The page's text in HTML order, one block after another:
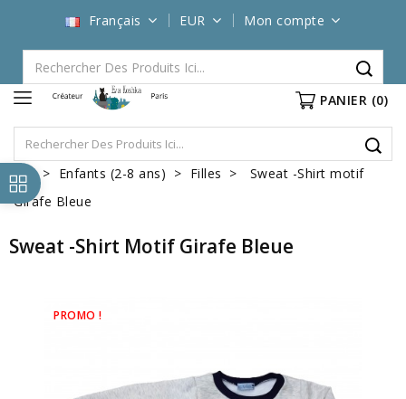
Français EUR Mon compte
PANIER (0)
Enfants (2-8 ans) Filles
Sweat -Shirt motif
Girafe Bleue
Sweat -Shirt Motif Girafe Bleue
PROMO !